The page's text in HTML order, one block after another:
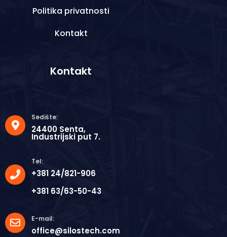
Politika privatnosti
Kontakt
Kontakt
Sedište:
24400 Senta,
Industrijski put 7.
Tel:
+381 24/821-906
+381 63/63-50-43
E-mail:
office@silostech.com